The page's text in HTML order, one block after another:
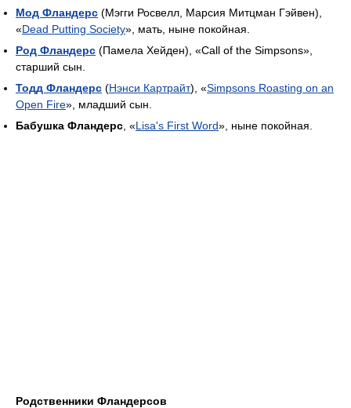
Мод Фландерс (Мэгги Росвелл, Марсия Митцман Гэйвен),
«Dead Putting Society», мать, ныне покойная.
Род Фландерс (Памела Хейден), «Call of the Simpsons»,
старший сын.
Тодд Фландерс (Нэнси Картрайт), «Simpsons Roasting on an
Open Fire», младший сын.
Бабушка Фландерс , «Lisa's First Word», ныне покойная.
Родственники Фландерсов